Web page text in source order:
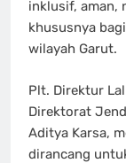
inklusif, aman,
khususnya
wilayah Garut.
Plt. Direktur
Direktorat
Aditya Karsa,
dirancang